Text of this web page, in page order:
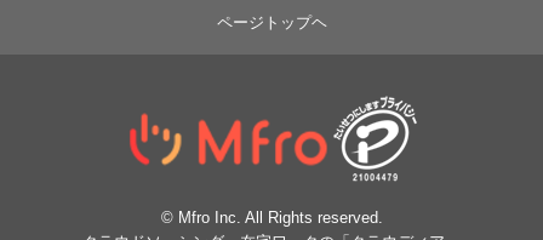
ページトップヘ
© Mfro Inc. All Rights reserved.